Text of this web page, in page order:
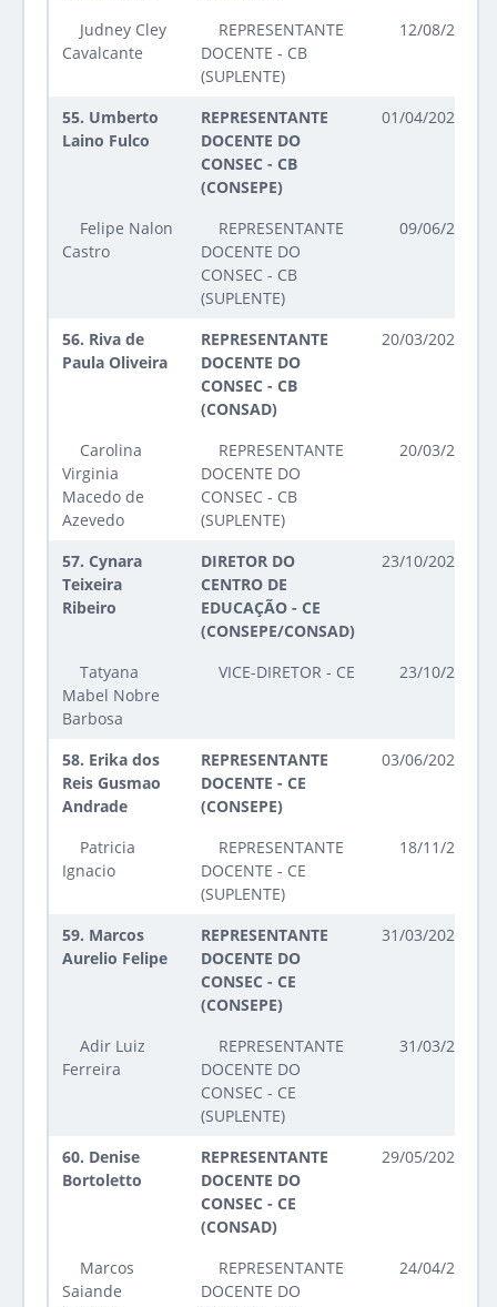
Judney Cley
Cavalcante
REPRESENTANTE
DOCENTE - CB
(SUPLENTE)
12/08/2025
55. Umberto
Laino Fulco
REPRESENTANTE
DOCENTE DO
CONSEC - CB
(CONSEPE)
01/04/2025 até
Felipe Nalon
Castro
REPRESENTANTE
DOCENTE DO
CONSEC - CB
(SUPLENTE)
09/06/2026
56. Riva de
Paula Oliveira
REPRESENTANTE
DOCENTE DO
CONSEC - CB
(CONSAD)
20/03/2025 até
Carolina
Virginia
Macedo de
Azevedo
REPRESENTANTE
DOCENTE DO
CONSEC - CB
(SUPLENTE)
20/03/2025
57. Cynara
Teixeira
Ribeiro
DIRETOR DO
CENTRO DE
EDUCAÇÃO - CE
(CONSEPE/CONSAD)
23/10/2023 até
Tatyana
Mabel Nobre
Barbosa
VICE-DIRETOR - CE 23/10/2023
58. Erika dos
Reis Gusmao
Andrade
REPRESENTANTE
DOCENTE - CE
(CONSEPE)
03/06/2025 até
Patricia
Ignacio
REPRESENTANTE
DOCENTE - CE
(SUPLENTE)
18/11/2025
59. Marcos
Aurelio Felipe
REPRESENTANTE
DOCENTE DO
CONSEC - CE
(CONSEPE)
31/03/2026 até
Adir Luiz
Ferreira
REPRESENTANTE
DOCENTE DO
CONSEC - CE
(SUPLENTE)
31/03/2026
60. Denise
Bortoletto
REPRESENTANTE
DOCENTE DO
CONSEC - CE
(CONSAD)
29/05/2025 até
Marcos
Saiande
REPRESENTANTE
DOCENTE DO
24/04/2025